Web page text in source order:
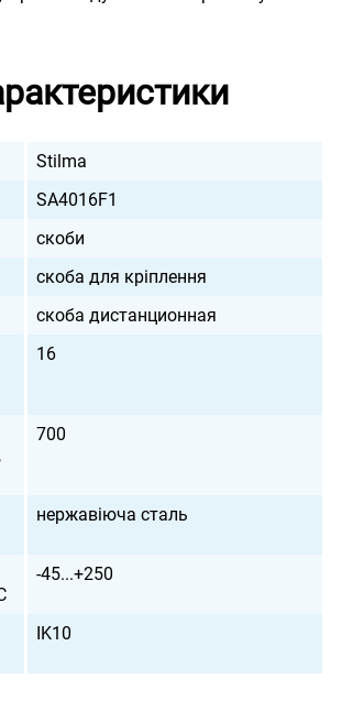
Stilma
SA4016F1
скоби
скоба для кріплення
скоба дистанционная
16
700
нержавіюча сталь
-45...+250
IK10